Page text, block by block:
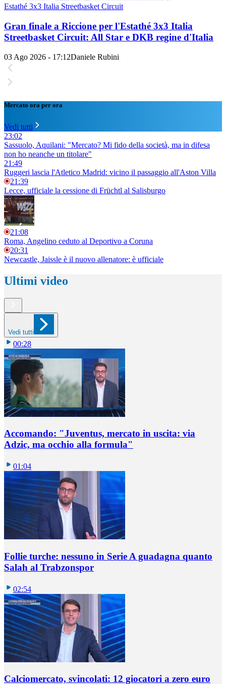
Estathé 3x3 Italia Streetbasket Circuit
Gran finale a Riccione per l'Estathé 3x3 Italia
Streetbasket Circuit: All Star e DKB regine d'Italia
03 Ago 2026 - 17:12Daniele Rubini
Mercato ora per ora
Vedi tutti
23:02
Sassuolo, Aquilani: "Mercato? Mi fido della società, ma in difesa
non ho neanche un titolare"
21:49
Ruggeri lascia l'Atletico Madrid: vicino il passaggio all'Aston Villa
21:39
Lecce, ufficiale la cessione di Früchtl al Salisburgo
21:08
Roma, Angelino ceduto al Deportivo a Coruna
20:31
Newcastle, Jaissle è il nuovo allenatore: è ufficiale
Ultimi video
Vedi tutti
00:28
Accomando: "Juventus, mercato in uscita: via
Adzic, ma occhio alla formula"
01:04
Follie turche: nessuno in Serie A guadagna quanto
Salah al Trabzonspor
02:54
Calciomercato, svincolati: 12 giocatori a zero euro